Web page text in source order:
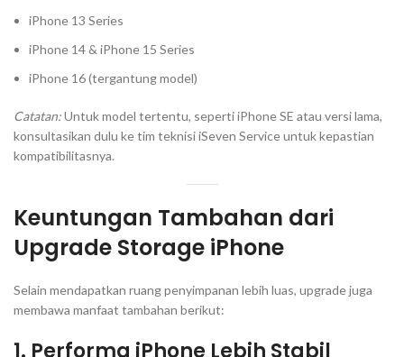
iPhone 13 Series
iPhone 14 & iPhone 15 Series
iPhone 16 (tergantung model)
Catatan:Untuk model tertentu, seperti iPhone SE atau versi lama,
konsultasikan dulu ke tim teknisi iSeven Service untuk kepastian
kompatibilitasnya.
Keuntungan Tambahan dari
Upgrade Storage iPhone
Selain mendapatkan ruang penyimpanan lebih luas, upgrade juga
membawa manfaat tambahan berikut:
1. Performa iPhone Lebih Stabil